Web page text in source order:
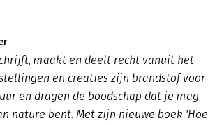
maakt en deelt recht vanuit het
en creaties zijn brandstof voor
en dragen de boodschap dat je mag
nature bent. Met zijn nieuwe boek 'Hoe